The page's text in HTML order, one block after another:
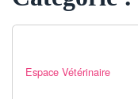
Espace Vétérinaire